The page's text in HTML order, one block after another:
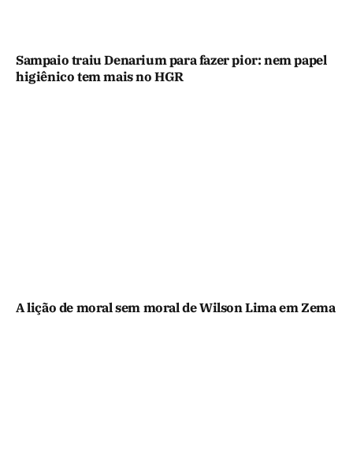
Sampaio traiu Denarium para fazer pior: nem papel
higiênico tem mais no HGR
A lição de moral sem moral de Wilson Lima em Zema